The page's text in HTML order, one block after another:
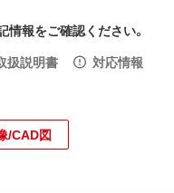
情報をご確認ください。
扱説明書
対応情報
/CAD図